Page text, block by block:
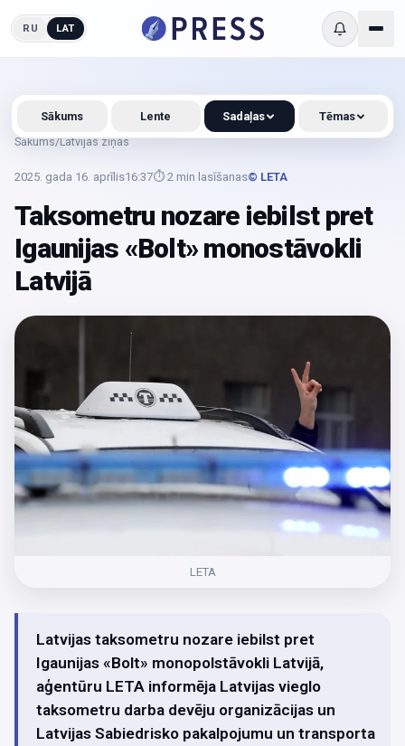
RU LAT
Sākums/Latvijas ziņas
2025. gada 16. aprīlis16:37⏱ 2 min lasīšanas© LETA
Taksometru nozare iebilst pret
Igaunijas «Bolt» monostāvokli
Latvijā
LETA
Latvijas taksometru nozare iebilst pret
Igaunijas «Bolt» monopolstāvokli Latvijā,
aģentūru LETA informēja Latvijas vieglo
taksometru darba devēju organizācijas un
Latvijas Sabiedrisko pakalpojumu un transporta
Sākums Lente Sadaļas Tēmas